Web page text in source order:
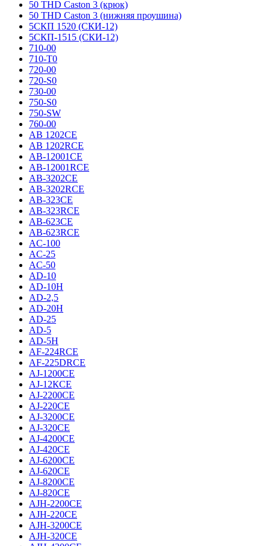
50 THD Caston 3 (крюк)
50 THD Caston 3 (нижняя проушина)
5СКП 1520 (СКИ-12)
5СКП-1515 (СКИ-12)
710-00
710-T0
720-00
720-S0
730-00
750-S0
750-SW
760-00
AB 1202CE
AB 1202RCE
AB-12001CE
AB-12001RCE
AB-3202CE
AB-3202RCE
AB-323CE
AB-323RCE
AB-623CE
AB-623RCE
AC-100
AC-25
AC-50
AD-10
AD-10H
AD-2,5
AD-20H
AD-25
AD-5
AD-5H
AF-224RCE
AF-225DRCE
AJ-1200CE
AJ-12КCE
AJ-2200CE
AJ-220CE
AJ-3200CE
AJ-320CE
AJ-4200CE
AJ-420CE
AJ-6200CE
AJ-620CE
AJ-8200CE
AJ-820CE
AJH-2200CE
AJH-220CE
AJH-3200CE
AJH-320CE